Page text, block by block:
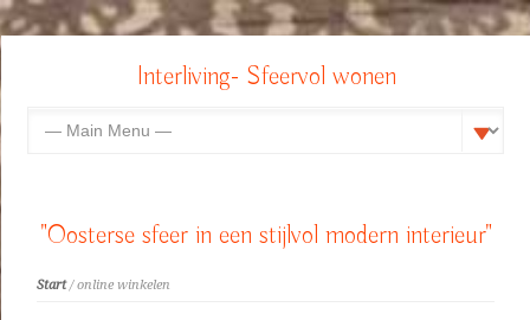
Interliving- Sfeervol wonen
"Oosterse sfeer in een stijlvol modern interieur"
Start/ online winkelen